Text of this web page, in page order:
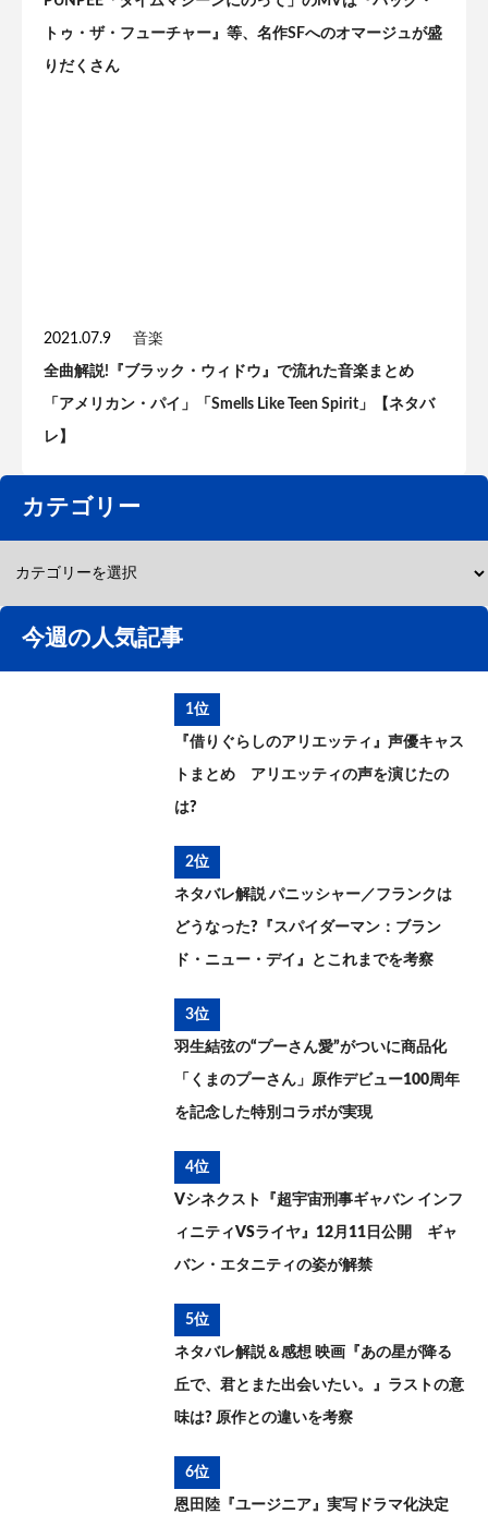
トゥ・ザ・フューチャー』等、名作SFへのオマージュが盛
りだくさん
2021.07.9 音楽
全曲解説!『ブラック・ウィドウ』で流れた音楽まとめ
「アメリカン・パイ」「Smells Like Teen Spirit」【ネタバ
レ】
カテゴリー
今週の人気記事
1位
『借りぐらしのアリエッティ』声優キャス
トまとめ アリエッティの声を演じたの
は?
2位
ネタバレ解説 パニッシャー／フランクは
どうなった?『スパイダーマン：ブラン
ド・ニュー・デイ』とこれまでを考察
3位
羽生結弦の“プーさん愛”がついに商品化
「くまのプーさん」原作デビュー100周年
を記念した特別コラボが実現
4位
Vシネクスト『超宇宙刑事ギャバン インフ
ィニティVSライヤ』12月11日公開 ギャ
バン・エタニティの姿が解禁
5位
ネタバレ解説＆感想 映画『あの星が降る
丘で、君とまた出会いたい。』ラストの意
味は? 原作との違いを考察
6位
恩田陸『ユージニア』実写ドラマ化決定